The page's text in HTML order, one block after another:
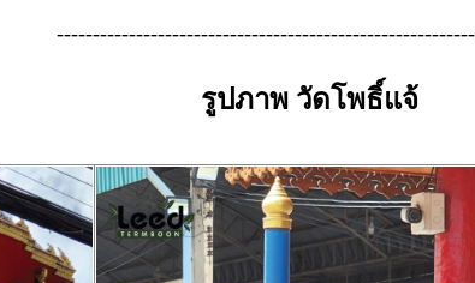
รูปภาพ วัดโพธิ์แจ้